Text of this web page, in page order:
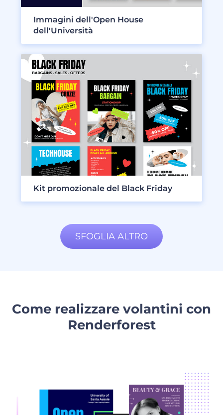
Immagini dell'Open House
dell'Università
Kit promozionale del Black Friday
SFOGLIA ALTRO
Come realizzare volantini con
Renderforest